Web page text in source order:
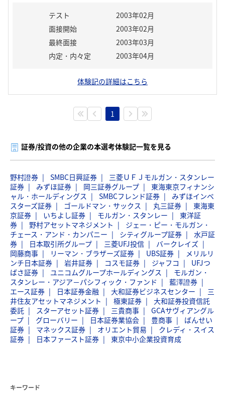
テスト
2003年02月
面接開始
2003年02月
最終面接
2003年03月
内定・内々定
2003年04月
体験記の詳細はこちら
1
証券/投資の他の企業の本選考体験記一覧を見る
野村證券 SMBC日興証券
三菱ＵＦＪモルガン・スタンレー
証券
みずほ証券 岡三証券グループ
東海東京フィナンシ
ャル・ホールディングス
SMBCフレンド証券
みずほインベ
スターズ証券
ゴールドマン・サックス 丸三証券
東海東
京証券
いちよし証券 モルガン・スタンレー
東洋証
券
野村アセットマネジメント
ジェー・ピー・モルガン・
チェース・アンド・カンパニー
シティグループ証券
水戸証
券
日本取引所グループ 三菱UFJ投信
バークレイズ
岡藤商事
リーマン・ブラザーズ証券 UBS証券
メリルリ
ンチ日本証券
岩井証券 コスモ証券 ジャフコ
UFJつ
ばさ証券
ユニコムグループホールディングス
モルガン・
スタンレー・アジア－パシフィック・ファンド
藍澤證券
エース証券
日本証券金融 大和証券ビジネスセンター
三
井住友アセットマネジメント
極東証券
大和証券投資信託
委託
スターアセット証券 三貴商事
GCAサヴィアングル
ープ
グローバリー 日本証券業協会 豊商事
ばんせい
証券
マネックス証券 オリエント貿易
クレディ・スイス
証券
日本ファースト証券 東京中小企業投資育成
キーワード